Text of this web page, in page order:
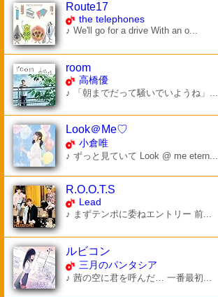
Route17
the telephones
♪ We'll go for a drive With an o...
room
高橋優
♪ 「朝までだって騒いでいようね」...
Look＠Me♡
小倉唯
♪ ずっと見ていて Look @ me etern...
R.O.O.T.S
Lead
♪ まずテンポに委ねエントリー 前...
ルビコン
三月のパンタシア
♪ 茜の空に君を呼んだ… 一番最初...